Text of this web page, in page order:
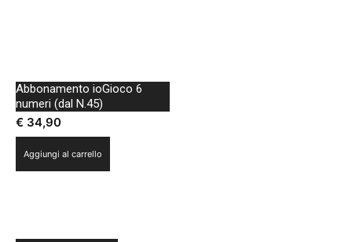
Abbonamento ioGioco 6
numeri (dal N.45)
€ 34,90
Aggiungi al carrello